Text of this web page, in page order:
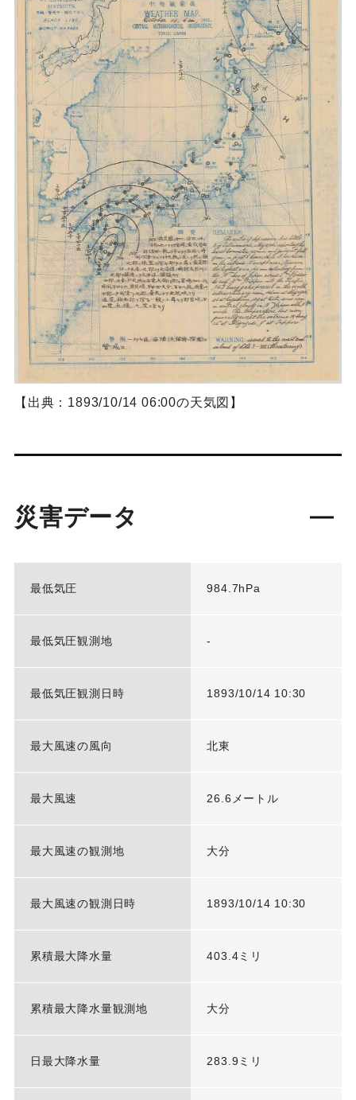
【出典：1893/10/14 06:00の天気図】
災害データ
最低気圧 984.7hPa
最低気圧観測地 -
最低気圧観測日時 1893/10/14 10:30
最大風速の風向 北東
最大風速 26.6メートル
最大風速の観測地 大分
最大風速の観測日時 1893/10/14 10:30
累積最大降水量 403.4ミリ
累積最大降水量観測地 大分
日最大降水量 283.9ミリ